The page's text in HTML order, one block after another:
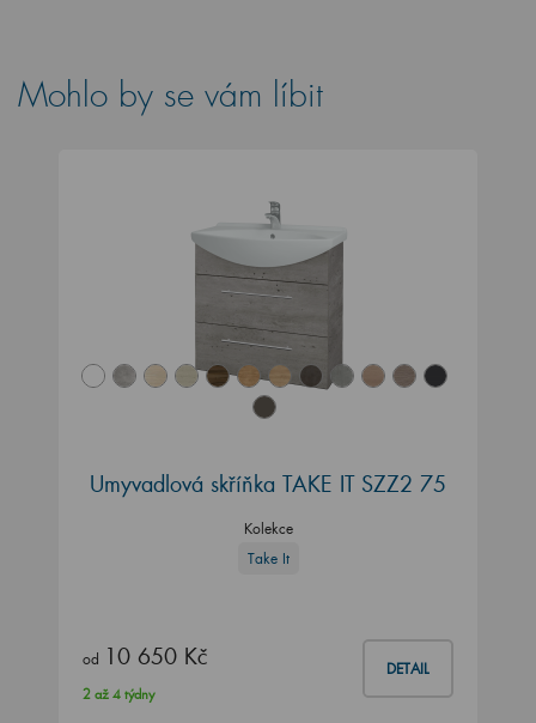
Mohlo by se vám líbit
Umyvadlová skříňka TAKE IT SZZ2 75
Kolekce
Take It
od 10 650 Kč DETAIL
2 až 4 týdny